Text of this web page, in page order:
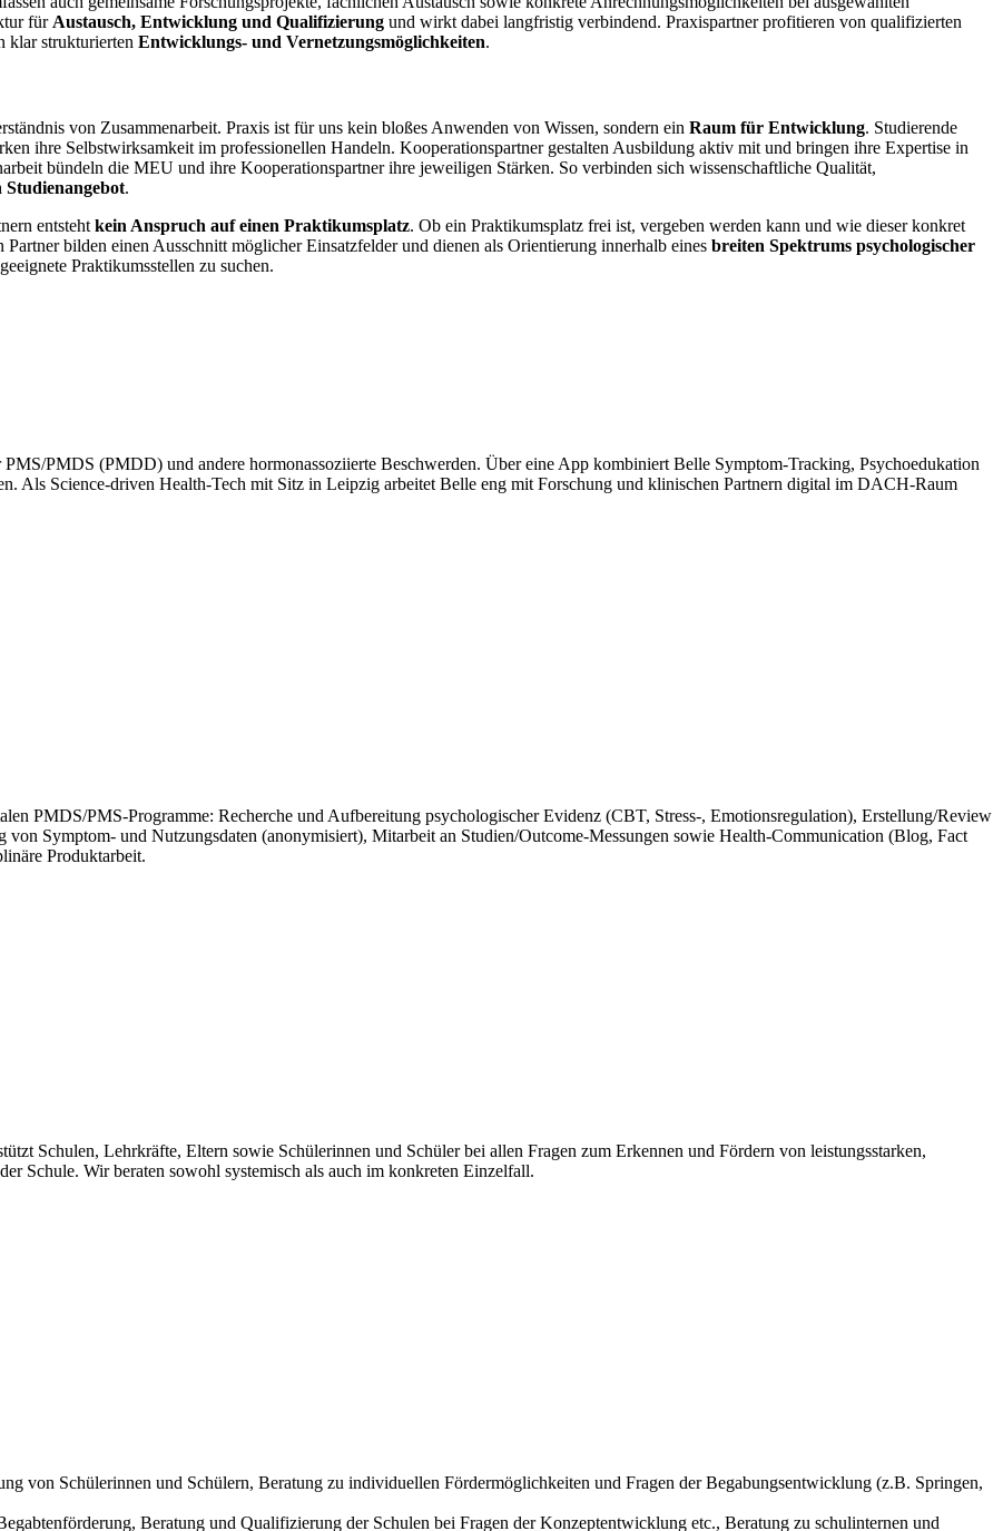
für Austausch, Entwicklung und Qualifizierung und wirkt dabei langfristig verbindend. Praxispartner profitieren von qualifizierten
klar strukturierten Entwicklungs- und Vernetzungsmöglichkeiten.
von Zusammenarbeit. Praxis ist für uns kein bloßes Anwenden von Wissen, sondern ein Raum für Entwicklung. Studierende
ihre Selbstwirksamkeit im professionellen Handeln. Kooperationspartner gestalten Ausbildung aktiv mit und bringen ihre Expertise in
bündeln die MEU und ihre Kooperationspartner ihre jeweiligen Stärken. So verbinden sich wissenschaftliche Qualität,
.
entstehtkein Anspruch auf einen Praktikumsplatz. Ob ein Praktikumsplatz frei ist, vergeben werden kann und wie dieser konkret
bilden einen Ausschnitt möglicher Einsatzfelder und dienen als Orientierung innerhalb eines breiten Spektrums psychologischer
Praktikumsstellen zu suchen.
PMDS (PMDD) und andere hormonassoziierte Beschwerden. Über eine App kombiniert Belle Symptom-Tracking, Psychoedukation
Als Science-driven Health-Tech mit Sitz in Leipzig arbeitet Belle eng mit Forschung und klinischen Partnern digital im DACH-Raum
PMDS/PMS-Programme: Recherche und Aufbereitung psychologischer Evidenz (CBT, Stress-, Emotionsregulation), Erstellung/Review
Symptom- und Nutzungsdaten (anonymisiert), Mitarbeit an Studien/Outcome-Messungen sowie Health-Communication (Blog, Fact
Produktarbeit.
Schulen, Lehrkräfte, Eltern sowie Schülerinnen und Schüler bei allen Fragen zum Erkennen und Fördern von leistungsstarken,
Schule. Wir beraten sowohl systemisch als auch im konkreten Einzelfall.
von Schülerinnen und Schülern, Beratung zu individuellen Fördermöglichkeiten und Fragen der Begabungsentwicklung (z.B. Springen,
Beratung und Qualifizierung der Schulen bei Fragen der Konzeptentwicklung etc., Beratung zu schulinternen und